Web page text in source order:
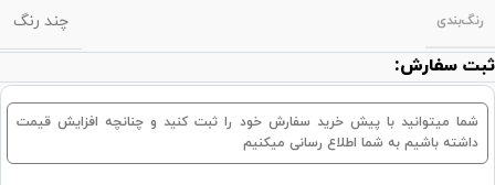
رنگ‌بندی چند رنگ
ثبت سفارش:
شما میتوانید با پیش خرید سفارش خود را ثبت کنید و چنانچه افزایش قیمت
داشته باشیم به شما اطلاع رسانی میکنیم